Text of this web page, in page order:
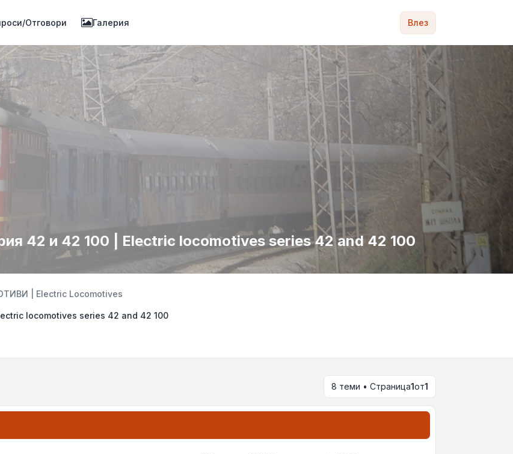
Отговори Галерия Влез
42 и 42 100 | Electric locomotives series 42 and 42 100
| Electric Locomotives
locomotives series 42 and 42 100
8 теми • Страница1от1